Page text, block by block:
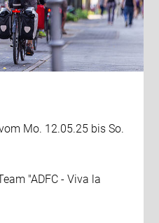
Mo. 12.05.25 bis So.
"ADFC - Viva la